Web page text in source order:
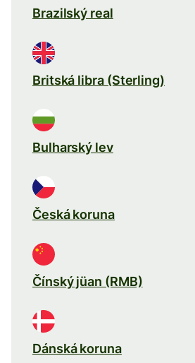
Brazilský real
Britská libra (Sterling)
Bulharský lev
Česká koruna
Čínský jüan (RMB)
Dánská koruna